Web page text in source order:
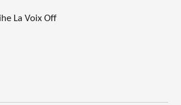
La Voix Off